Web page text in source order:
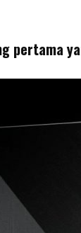
pertama